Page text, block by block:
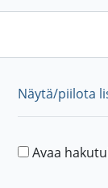
Näytä/piilota
Avaa